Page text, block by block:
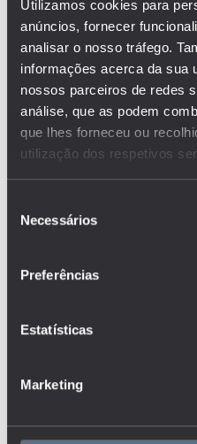
Utilizamos cookies para
anúncios, fornecer
analisar o nosso tráfego.
informações acerca da sua
nossos parceiros de redes
análise, que as podem
que lhes forneceu ou
utilização dos respetivos
Necessários
Preferências
Estatísticas
Marketing